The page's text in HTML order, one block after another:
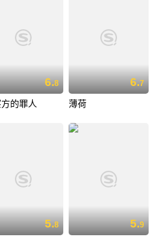
6.8
的罪人
6.7
薄荷
5.8 5.9